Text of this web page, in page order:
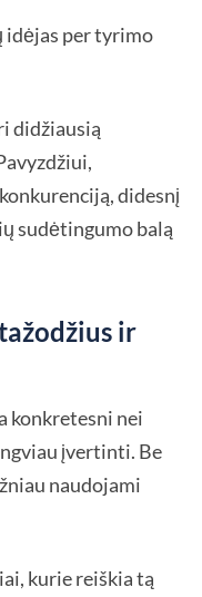
idėjas per tyrimo
didžiausią
didesnį
sudėtingumo balą
ir
konkretesni nei
įvertinti. Be
naudojami
kurie reiškia tą